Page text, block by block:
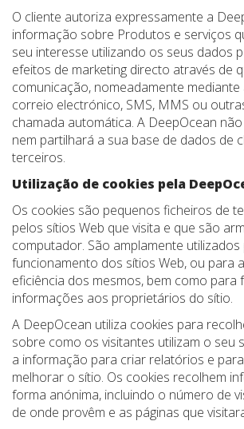
O cliente autoriza expressamente a
informação sobre Produtos e serviços
seu interesse utilizando os seus dados
efeitos de marketing directo através de
comunicação, nomeadamente mediante
correio electrónico, SMS, MMS ou
chamada automática. A DeepOcean
nem partilhará a sua base de dados de
terceiros.
Utilização de cookies pela
Os cookies são pequenos ficheiros de
pelos sítios Web que visita e que são
computador. São amplamente utilizados
funcionamento dos sítios Web, ou para
eficiência dos mesmos, bem como para
informações aos proprietários do sítio.
A DeepOcean utiliza cookies para
sobre como os visitantes utilizam o seu
a informação para criar relatórios e
melhorar o sítio. Os cookies recolhem
forma anónima, incluindo o número de
de onde provêm e as páginas que